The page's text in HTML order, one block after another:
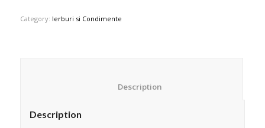
Category: Ierburi si Condimente
Description